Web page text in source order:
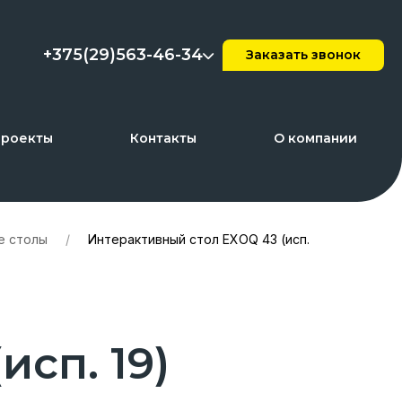
+375(29)563-46-34 Заказать звонок
Контакты О компании
столы / Интерактивный стол EXOQ 43 (исп.
19)